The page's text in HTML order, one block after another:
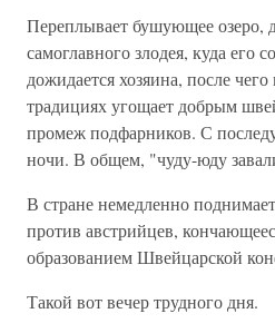
Переплывает бушующее озеро,
самоглавного злодея, куда его
дожидается хозяина, после
традициях угощает добрым
промеж подфарников. С
ночи. В общем, "чуду-юду
В стране немедленно
против австрийцев,
образованием Швейцарской
Такой вот вечер трудного дня.